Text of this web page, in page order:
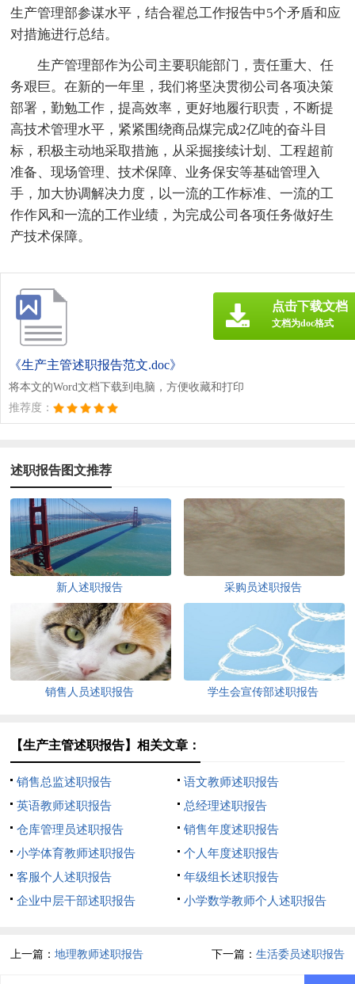
生产管理部参谋水平，结合翟总工作报告中5个矛盾和应
对措施进行总结。
生产管理部作为公司主要职能部门，责任重大、任
务艰巨。在新的一年里，我们将坚决贯彻公司各项决策
部署，勤勉工作，提高效率，更好地履行职责，不断提
高技术管理水平，紧紧围绕商品煤完成2亿吨的奋斗目
标，积极主动地采取措施，从采掘接续计划、工程超前
准备、现场管理、技术保障、业务保安等基础管理入
手，加大协调解决力度，以一流的工作标准、一流的工
作作风和一流的工作业绩，为完成公司各项任务做好生
产技术保障。
《生产主管述职报告范文.doc》
将本文的Word文档下载到电脑，方便收藏和打印
推荐度：
点击下载文档
文档为doc格式
述职报告图文推荐
新人述职报告 采购员述职报告
销售人员述职报告 学生会宣传部述职报告
【生产主管述职报告】相关文章：
销售总监述职报告
语文教师述职报告
英语教师述职报告
总经理述职报告
仓库管理员述职报告
销售年度述职报告
小学体育教师述职报告
个人年度述职报告
客服个人述职报告
年级组长述职报告
企业中层干部述职报告
小学数学教师个人述职报告
上一篇：地理教师述职报告 下一篇： 生活委员述职报告